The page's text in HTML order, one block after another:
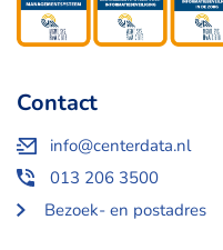
Contact
info@centerdata.nl
013 206 3500
Bezoek- en postadres